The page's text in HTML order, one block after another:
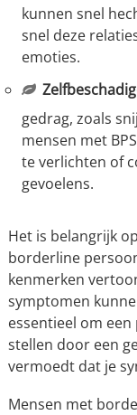
kunnen snel
snel deze
emoties.
gedrag, zoals
mensen met
te verlichten of
gevoelens.
Het is belangrijk
borderline
kenmerken
symptomen
essentieel om
stellen door een
vermoedt dat je
Mensen met